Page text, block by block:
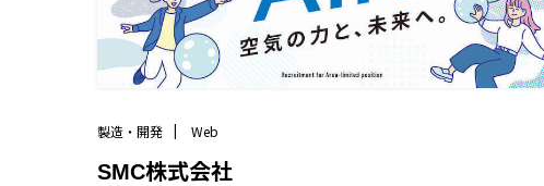
製造・開発 Web
SMC株式会社